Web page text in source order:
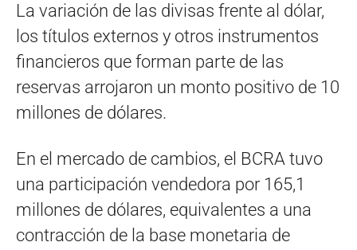
La variación de las divisas frente al dólar,
los títulos externos y otros instrumentos
financieros que forman parte de las
reservas arrojaron un monto positivo de 10
millones de dólares.
En el mercado de cambios, el BCRA tuvo
una participación vendedora por 165,1
millones de dólares, equivalentes a una
contracción de la base monetaria de